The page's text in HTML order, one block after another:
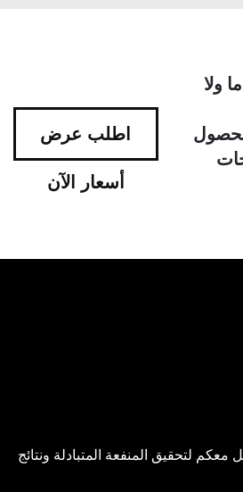
ولا
اطلب عرض
أسعار الآن
لتحقيق المنفعة المتبادلة ونتائج